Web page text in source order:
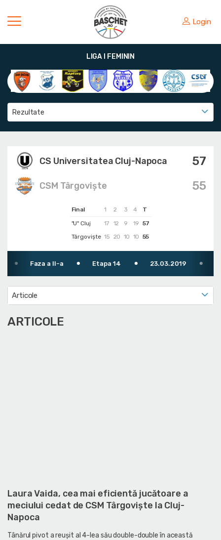
Login
LIGA I FEMININ
Rezultate
CS Universitatea Cluj-Napoca 57
Final 1 2 3 4
T
"U" Cluj
17 12 9 19 57
Târgoviște 15 20 10 10 55
55
CSM Târgoviște
Faza a II-a Etapa 14 23.03.2019
Articole
ARTICOLE
Laura Vaida, cea mai eficientă jucătoare a
meciului cedat de CSM Târgoviște la Cluj-
Napoca
Tânărul pivot a reușit al 4-lea său double-double în această